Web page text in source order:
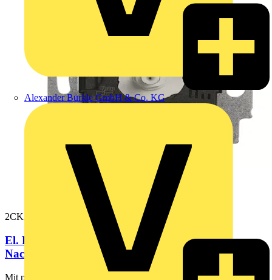
Alexander Bürkle GmbH & Co. KG
2CKA001032A0524
El. Raumtemperaturregler-Einsatz mit
Nachtabsenkung, mit Drehregler 230 V...
Mit potentialgebundenen Schließerkontakt. Schaltkontakt öffnet,